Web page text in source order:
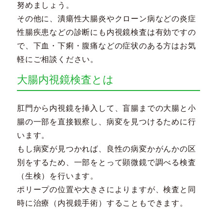
努めましょう。
その他に、潰瘍性大腸炎やクローン病などの炎症
性腸疾患などの診断にも内視鏡検査は有効ですの
で、下血・下痢・腹痛などの症状のある方はお気
軽にご相談ください。
大腸内視鏡検査とは
肛門から内視鏡を挿入して、盲腸までの大腸と小
腸の一部を直接観察し、病変を見つけるために行
います。
もし病変が見つかれば、良性の病変かがんかの区
別をするため、一部をとって顕微鏡で調べる検査
（生検）を行います。
ポリープの位置や大きさによりますが、検査と同
時に治療（内視鏡手術）することもできます。